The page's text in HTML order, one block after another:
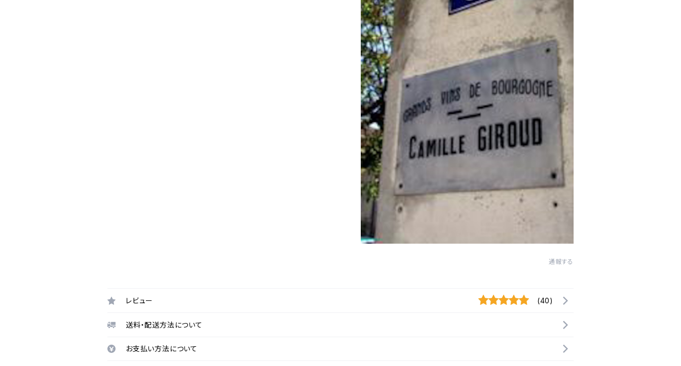
通報する
レビュー (40)
送料・配送方法について
お支払い方法について